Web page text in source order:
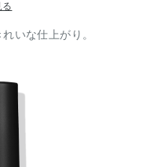
る
いな仕上がり。